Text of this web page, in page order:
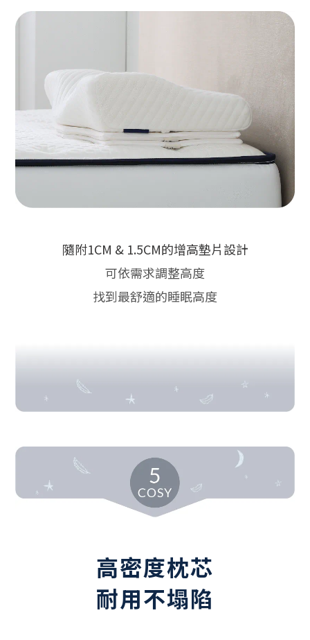
隨附1CM & 1.5CM的增高墊片設計
可依需求調整高度
找到最舒適的睡眠高度
高密度枕芯
耐用不塌陷